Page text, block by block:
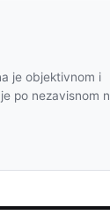
je objektivnom i
po nezavisnom